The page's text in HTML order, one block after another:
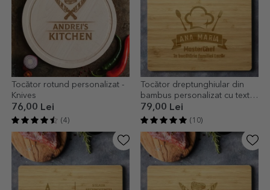
Tocător rotund personalizat -
Knives
76,00 Lei
(4)
Tocător dreptunghiular din
bambus personalizat cu text -
MasterChef
79,00 Lei
(10)